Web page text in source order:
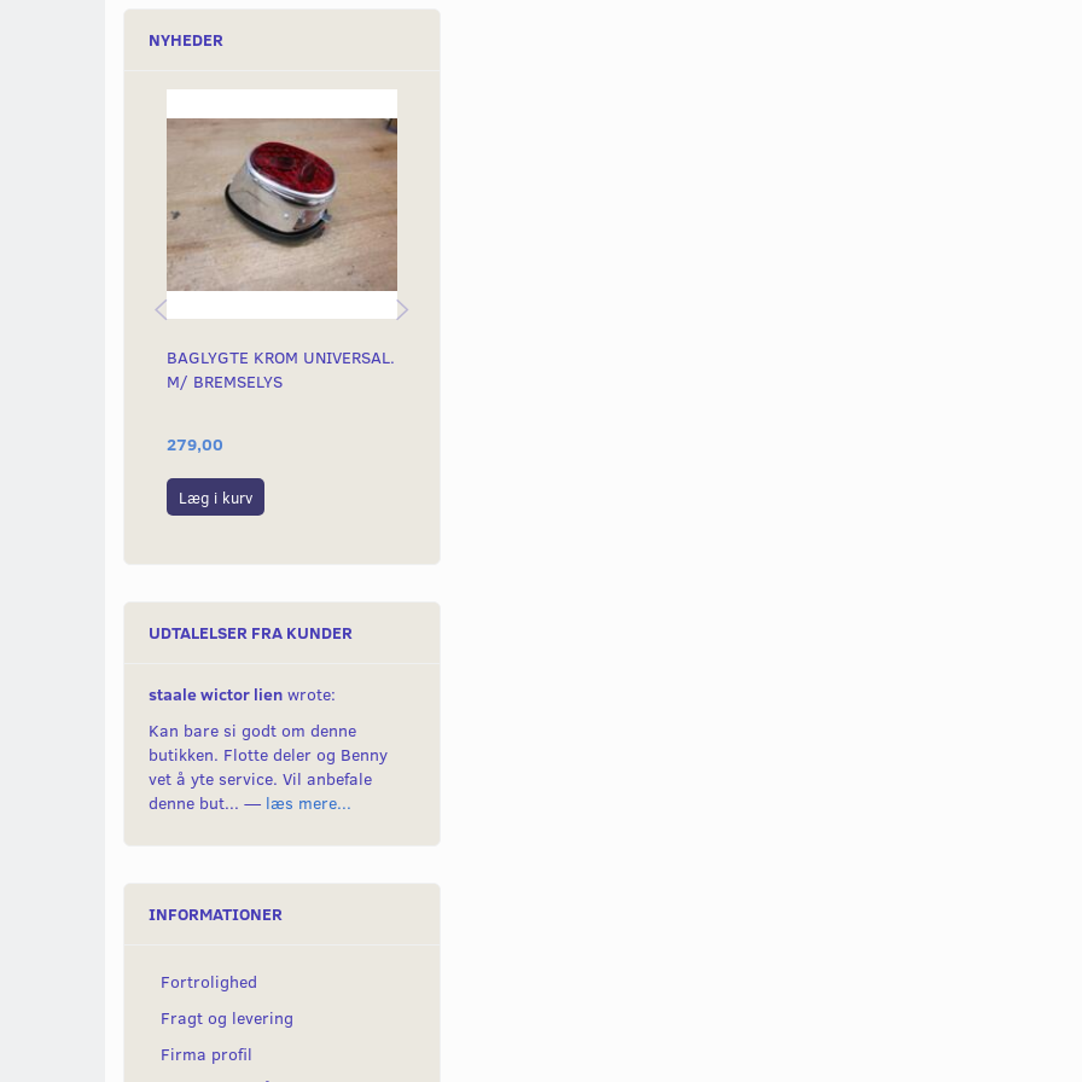
NYHEDER
BAGLYGTE KROM UNIVERSAL.
M/ BREMSELYS
279,00
Læg i kurv
UDTALELSER FRA KUNDER
staale wictor lien wrote:
Kan bare si godt om denne
butikken. Flotte deler og Benny
vet å yte service. Vil anbefale
denne but... — læs mere...
INFORMATIONER
Fortrolighed
Fragt og levering
Firma profil